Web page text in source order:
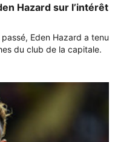
Hazard sur l’intérêt
Eden Hazard a tenu
du club de la capitale.